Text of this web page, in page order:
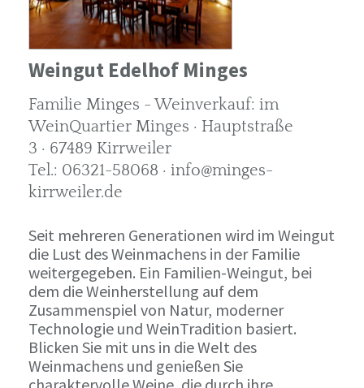
Weingut Edelhof Minges
Familie Minges - Weinverkauf: im
WeinQuartier Minges · Hauptstraße
3 · 67489 Kirrweiler
Tel.: 06321-58068 · info@minges-
kirrweiler.de
Seit mehreren Generationen wird im Weingut
die Lust des Weinmachens in der Familie
weitergegeben. Ein Familien-Weingut, bei
dem die Weinherstellung auf dem
Zusammenspiel von Natur, moderner
Technologie und WeinTradition basiert.
Blicken Sie mit uns in die Welt des
Weinmachens und genießen Sie